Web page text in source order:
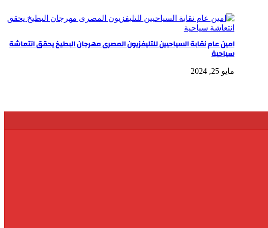
امين عام نقابة السياحيين للتليفزيون المصرى مهرجان البطيخ يحقق انتعاشة
سياحية
مايو 25, 2024